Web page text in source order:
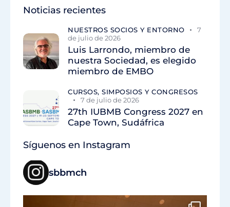
Noticias recientes
NUESTROS SOCIOS Y ENTORNO
7
de julio de 2026
Luis Larrondo, miembro de
nuestra Sociedad, es elegido
miembro de EMBO
CURSOS, SIMPOSIOS Y CONGRESOS
7 de julio de 2026
27th IUBMB Congress 2027 en
Cape Town, Sudáfrica
Síguenos en Instagram
sbbmch